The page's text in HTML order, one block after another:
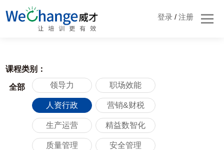
登录/ 注册
课程类别：
全部 领导力 职场效能
人资行政 营销&财税
生产运营 精益数智化
质量管理 安全管理